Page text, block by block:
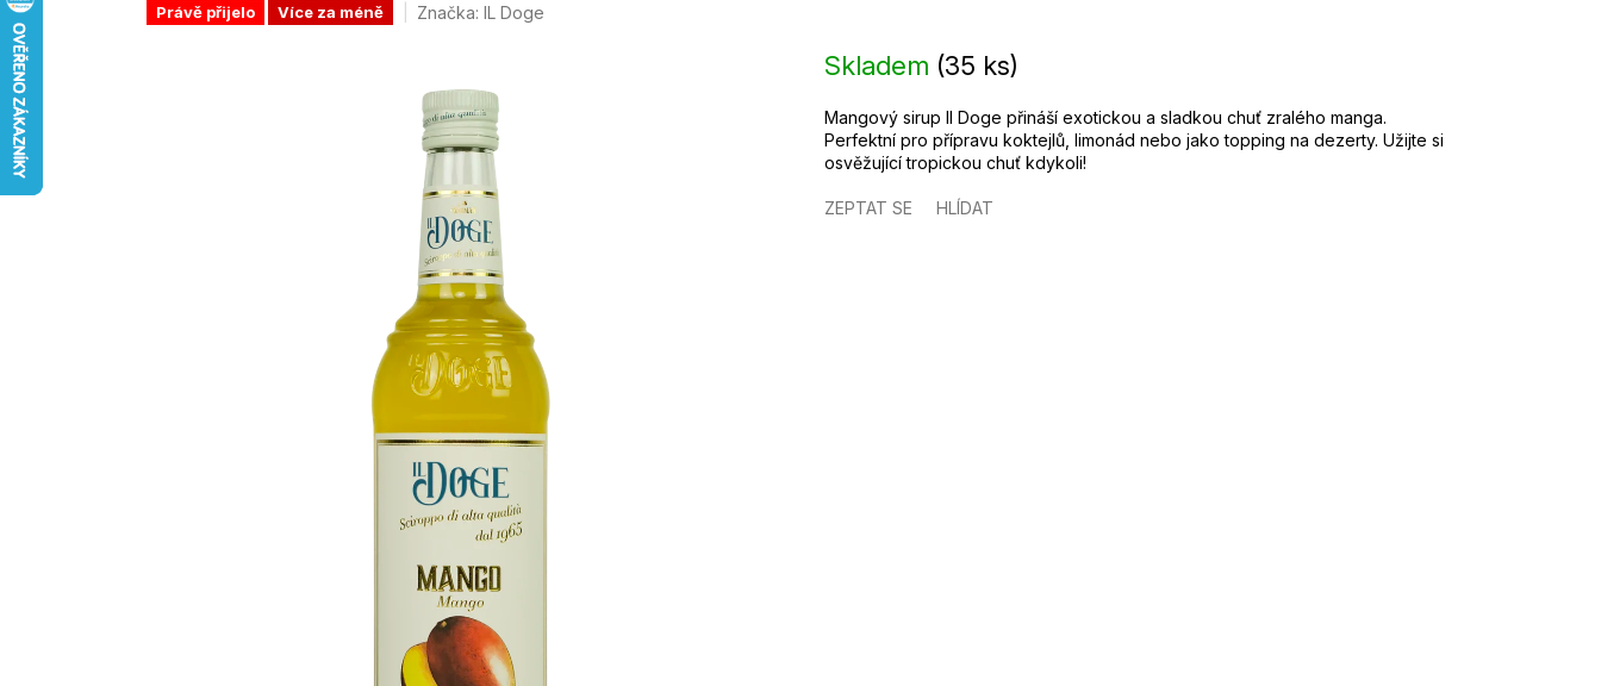
Právě přijelo Více za méně Značka:IL Doge
Skladem (35 ks)
Mangový sirup Il Doge přináší exotickou a sladkou chuť zralého manga.
Perfektní pro přípravu koktejlů, limonád nebo jako topping na dezerty. Užijte si
osvěžující tropickou chuť kdykoli!
ZEPTAT SE HLÍDAT